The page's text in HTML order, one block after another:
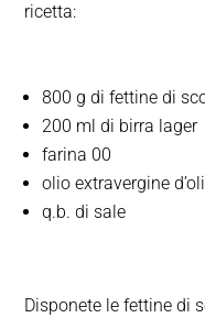
ricetta:
800 g di fettine di
200 ml di birra lager
farina 00
olio extravergine
q.b. di sale
Disponete le fettine di